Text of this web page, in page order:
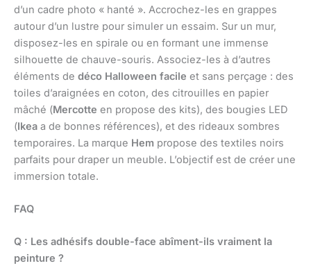
d’un cadre photo « hanté ». Accrochez-les en grappes
autour d’un lustre pour simuler un essaim. Sur un mur,
disposez-les en spirale ou en formant une immense
silhouette de chauve-souris. Associez-les à d’autres
éléments de déco Halloween facile et sans perçage : des
toiles d’araignées en coton, des citrouilles en papier
mâché (Mercotte en propose des kits), des bougies LED
(Ikea a de bonnes références), et des rideaux sombres
temporaires. La marque Hem propose des textiles noirs
parfaits pour draper un meuble. L’objectif est de créer une
immersion totale.
FAQ
Q : Les adhésifs double-face abîment-ils vraiment la
peinture ?